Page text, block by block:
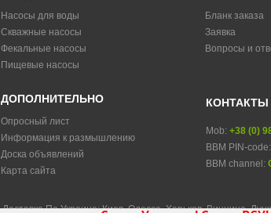
Насосы для воды
Скважные насосы
Фекальные насосы
Пищевые насосы
Бланк заказа
Заявка
Вопросы и
ДОПОЛНИТЕЛЬНО
Опросный лист
Информация к размышлению
Доска объявлений
Карта сайта
КОНТАКТЫ
Mob: +38 (0)
BBM PIN-code:
BBM channel:
Доставка По Украине: Киев, Одесса, Харьков, Винница,